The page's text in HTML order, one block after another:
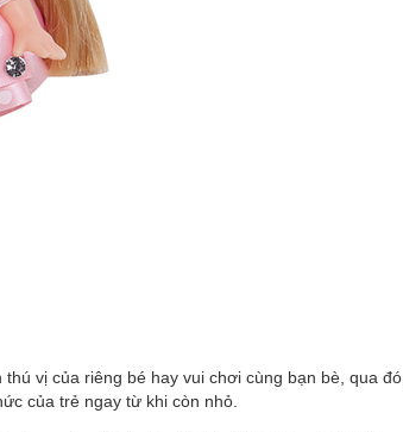
vị của riêng bé hay vui chơi cùng bạn bè, qua đó,
của trẻ ngay từ khi còn nhỏ.